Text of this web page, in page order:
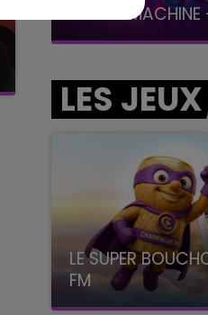
LA RADIO POP
LES JEUX
LE SUPER
FM
avec La Famille